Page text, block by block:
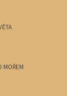
MOŘEM